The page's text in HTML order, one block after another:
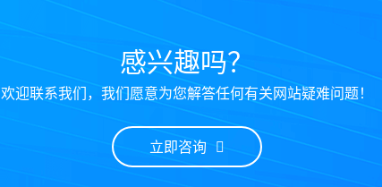
感兴趣吗？
欢迎联系我们，我们愿意为您解答任何有关网站疑难问题！
立即咨询